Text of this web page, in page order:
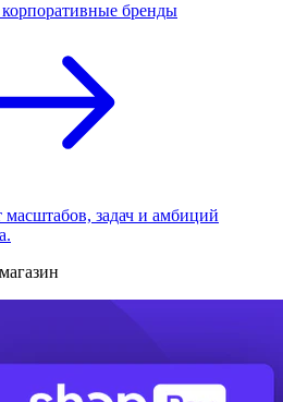
бренды
масштабов, задач и амбиций